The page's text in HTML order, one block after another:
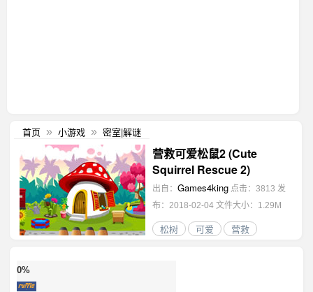
首页 » 小游戏 » 密室|解谜
营救可爱松鼠2 (Cute
Squirrel Rescue 2)
出自： Games4king 点击：3813 发
布：2018-02-04 文件大小：1.29M
松树 可爱 营救
0%